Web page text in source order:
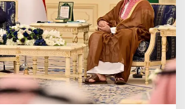
m
a
L
a
w
a
t
a